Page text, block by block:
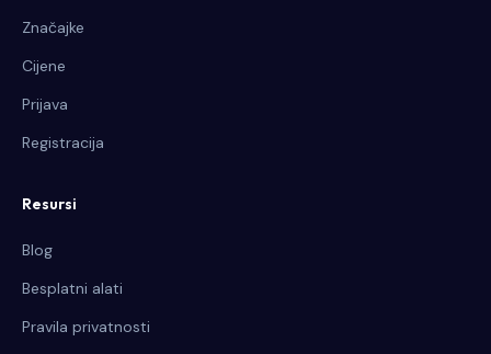
Značajke
Cijene
Prijava
Registracija
Resursi
Blog
Besplatni alati
Pravila privatnosti